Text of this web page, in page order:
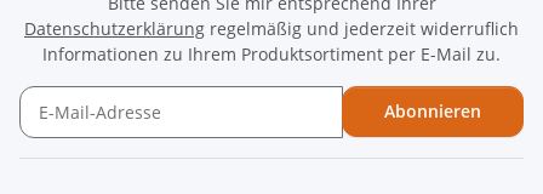
Datenschutzerklärung regelmäßig und jederzeit widerruflich
Informationen zu Ihrem Produktsortiment per E-Mail zu.
Abonnieren